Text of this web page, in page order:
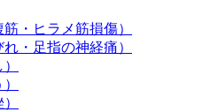
・ヒラメ筋損傷）
・足指の神経痛）